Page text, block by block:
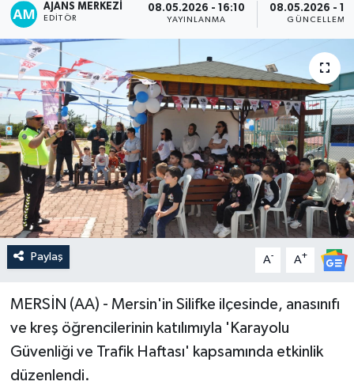
AJANS MERKEZI
EDITÖR
08.05.2026 - 16:10
YAYINLANMA
08.05.2026 -
GÜNCELLEME
Paylaş A- A+
MERSİN (AA) - Mersin'in Silifke ilçesinde, anasınıfı
ve kreş öğrencilerinin katılımıyla 'Karayolu
Güvenliği ve Trafik Haftası' kapsamında etkinlik
düzenlendi.